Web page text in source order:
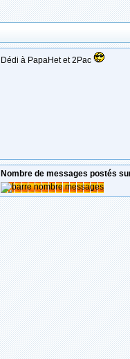
Dédi à PapaHet et 2Pac
Nombre de messages postés